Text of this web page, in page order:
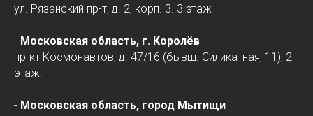
ул. Рязанский пр-т, д. 2, корп. 3. 3 этаж
- Московская область, г. Королёв
пр-кт Космонавтов, д. 47/16 (бывш. Силикатная, 11), 2
этаж.
- Московская область, город Мытищи